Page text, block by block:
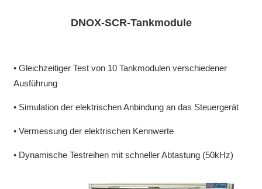
DNOX-SCR-Tankmodule
• Gleichzeitiger Test von 10 Tankmodulen verschiedener
Ausführung
• Simulation der elektrischen Anbindung an das Steuergerät
• Vermessung der elektrischen Kennwerte
• Dynamische Testreihen mit schneller Abtastung (50kHz)